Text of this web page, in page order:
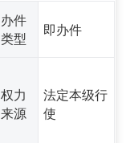
办件
类型
即办件
权力
来源
法定本级行
使